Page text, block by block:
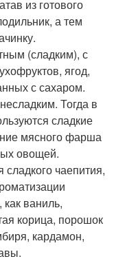
из готового
а тем
(сладким), с
ягод,
с сахаром.
Тогда в
сладкие
мясного фарша
овощей.
чаепития,
ваниль,
корица, порошок
кардамон,